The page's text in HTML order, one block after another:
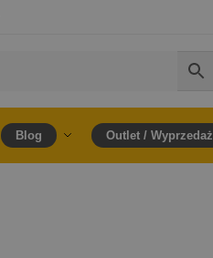
Blog Outlet / Wyprzedaż